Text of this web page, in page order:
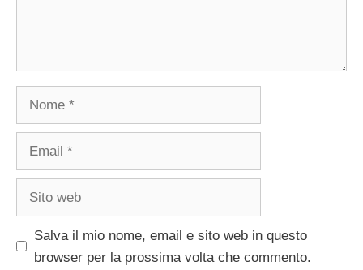
Salva il mio nome, email e sito web in questo
browser per la prossima volta che commento.